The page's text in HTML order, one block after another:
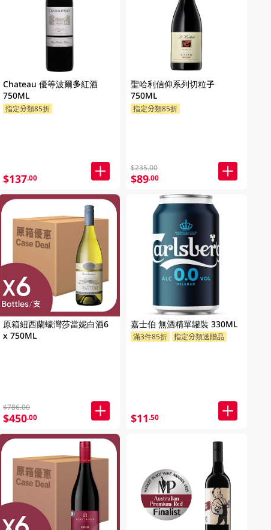
Chateau 優等波爾多紅酒
750ML
指定分類85折
$137.00
聖哈利信仰系列切粒子
750ML
指定分類85折
$235.00
$89.00
原箱紐西蘭蠔灣莎當妮白酒6
x 750ML
$786.00
$450.00
嘉士伯 無酒精單罐裝 330ML
滿3件85折 指定分類送贈品
$11.50